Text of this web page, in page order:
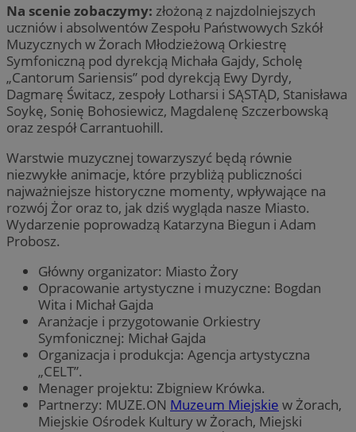
Na scenie zobaczymy: złożoną z najzdolniejszych
uczniów i absolwentów Zespołu Państwowych Szkół
Muzycznych w Żorach Młodzieżową Orkiestrę
Symfoniczną pod dyrekcją Michała Gajdy, Scholę
„Cantorum Sariensis” pod dyrekcją Ewy Dyrdy,
Dagmarę Świtacz, zespoły Lotharsi i SĄSTĄD, Stanisława
Soykę, Sonię Bohosiewicz, Magdalenę Szczerbowską
oraz zespół Carrantuohill.
Warstwie muzycznej towarzyszyć będą równie
niezwykłe animacje, które przybliżą publiczności
najważniejsze historyczne momenty, wpływające na
rozwój Żor oraz to, jak dziś wygląda nasze Miasto.
Wydarzenie poprowadzą Katarzyna Biegun i Adam
Probosz.
Główny organizator: Miasto Żory
Opracowanie artystyczne i muzyczne: Bogdan
Wita i Michał Gajda
Aranżacje i przygotowanie Orkiestry
Symfonicznej: Michał Gajda
Organizacja i produkcja: Agencja artystyczna
„CELT”.
Menager projektu: Zbigniew Krówka.
Partnerzy: MUZE.ON Muzeum Miejskie w Żorach,
Miejskie Ośrodek Kultury w Żorach, Miejski